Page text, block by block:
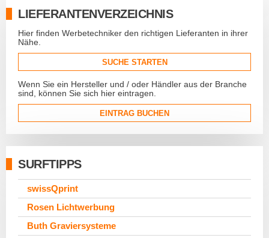
LIEFERANTENVERZEICHNIS
Hier finden Werbetechniker den richtigen Lieferanten in ihrer
Nähe.
SUCHE STARTEN
Wenn Sie ein Hersteller und / oder Händler aus der Branche
sind, können Sie sich hier eintragen.
EINTRAG BUCHEN
SURFTIPPS
swissQprint
Rosen Lichtwerbung
Buth Graviersysteme